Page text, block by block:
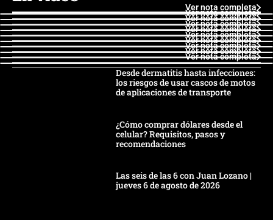
Ver nota completa
Ver nota completa
Ver nota completa
Ver nota completa
Ver nota completa
Ver nota completa
Ver nota completa
Ver nota completa
Ver nota completa
Ver nota completa
Desde dermatitis hasta infecciones:
los riesgos de usar cascos de motos
de aplicaciones de transporte
¿Cómo comprar dólares desde el
celular? Requisitos, pasos y
recomendaciones
Las seis de las 6 con Juan Lozano |
jueves 6 de agosto de 2026